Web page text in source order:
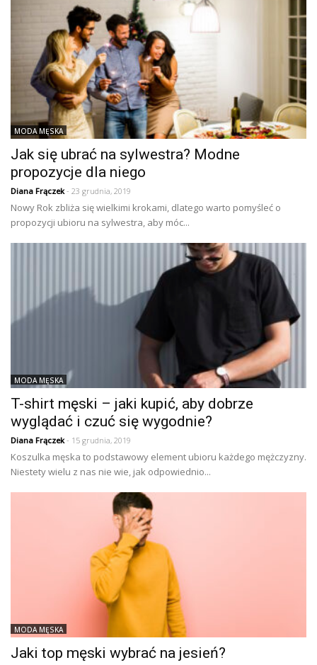
MODA MĘSKA
Jak się ubrać na sylwestra? Modne
propozycje dla niego
Diana Frączek- 23 grudnia, 2019
Nowy Rok zbliża się wielkimi krokami, dlatego warto pomyśleć o
propozycji ubioru na sylwestra, aby móc...
MODA MĘSKA
T-shirt męski – jaki kupić, aby dobrze
wyglądać i czuć się wygodnie?
Diana Frączek- 15 grudnia, 2019
Koszulka męska to podstawowy element ubioru każdego mężczyzny.
Niestety wielu z nas nie wie, jak odpowiednio...
MODA MĘSKA
Jaki top męski wybrać na jesień?